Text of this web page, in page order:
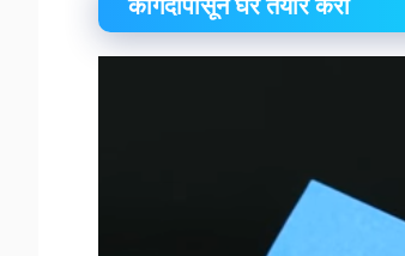
कागदापासून घर तयार करा